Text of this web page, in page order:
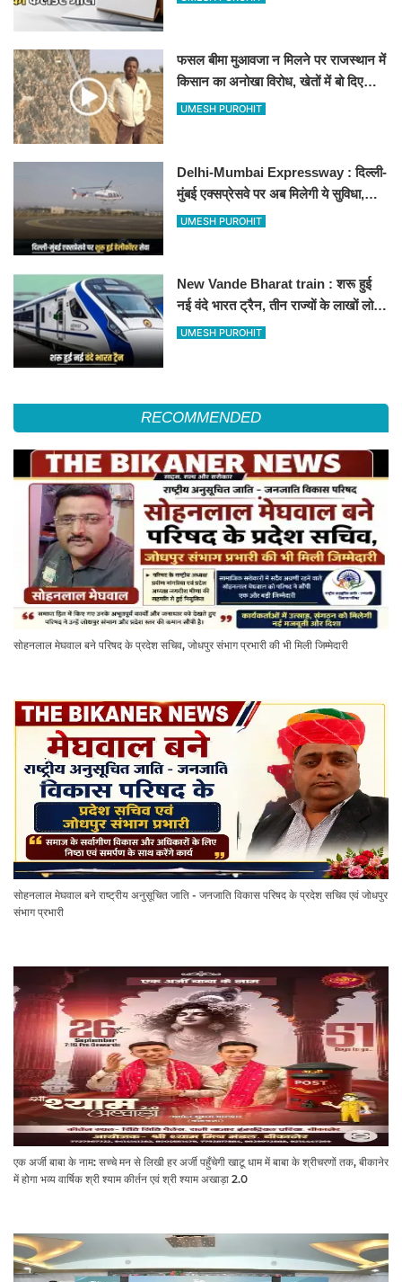
फसल बीमा मुआवजा न मिलने पर राजस्थान में
किसान का अनोखा विरोध, खेतों में बो दिए
500-500 रुपए के नोट, वीडियो वायरल
UMESH PUROHIT
Delhi-Mumbai Expressway : दिल्ली-
मुंबई एक्सप्रेसवे पर अब मिलेगी ये सुविधा,
हेलीकॉप्टर सर्विस से तुरंत घायल पहुंचेगा
UMESH PUROHIT
New Vande Bharat train : शरू हुई
नई वंदे भारत ट्रैन, तीन राज्यों के लाखों लोगों
का सफर होगा आसान, देखें पूरा रूटमैप
UMESH PUROHIT
RECOMMENDED
सोहनलाल मेघवाल बने परिषद के प्रदेश सचिव, जोधपुर संभाग प्रभारी की भी मिली जिम्मेदारी
सोहनलाल मेघवाल बने राष्ट्रीय अनुसूचित जाति - जनजाति विकास परिषद के प्रदेश सचिव एवं जोधपुर
संभाग प्रभारी
एक अर्जी बाबा के नाम: सच्चे मन से लिखी हर अर्जी पहुँचेगी खाटू धाम में बाबा के श्रीचरणों तक, बीकानेर
में होगा भव्य वार्षिक श्री श्याम कीर्तन एवं श्री श्याम अखाड़ा 2.0